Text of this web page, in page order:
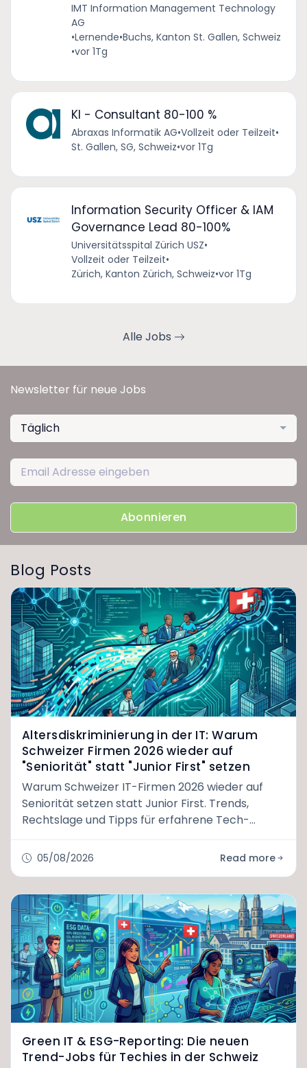
IMT Information Management Technology
AG
•Lernende•Buchs, Kanton St. Gallen, Schweiz
•vor 1Tg
KI - Consultant 80-100 %
Abraxas Informatik AG•Vollzeit oder Teilzeit•
St. Gallen, SG, Schweiz•vor 1Tg
Information Security Officer & IAM
Governance Lead 80-100%
Universitätsspital Zürich USZ•
Vollzeit oder Teilzeit•
Zürich, Kanton Zürich, Schweiz•vor 1Tg
Alle Jobs
Newsletter für neue Jobs
Täglich
Abonnieren
Blog Posts
Altersdiskriminierung in der IT: Warum
Schweizer Firmen 2026 wieder auf
"Seniorität" statt "Junior First" setzen
Warum Schweizer IT-Firmen 2026 wieder auf
Seniorität setzen statt Junior First. Trends,
Rechtslage und Tipps für erfahrene Tech-
Fachkräfte.
05/08/2026 Read more
Green IT & ESG-Reporting: Die neuen
Trend-Jobs für Techies in der Schweiz